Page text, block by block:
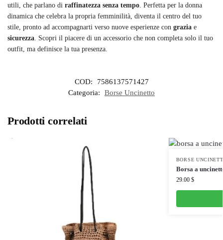
utili, che parlano di raffinatezza senza tempo . Perfetta per la donna
dinamica che celebra la propria femminilità, diventa il centro del tuo
stile, pronto ad accompagnarti verso nuove esperienze con grazia e
sicurezza . Scopri il piacere di un accessorio che non completa solo il tuo
outfit, ma definisce la tua presenza.
COD:
7586137571427
Categoria:
Borse Uncinetto
Prodotti correlati
BORSE
Borsa a
29.00 $